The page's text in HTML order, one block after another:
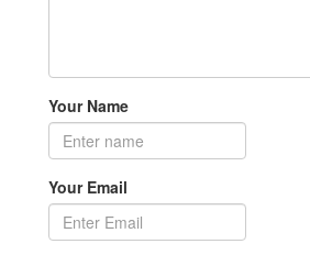
Your Name
Your Email